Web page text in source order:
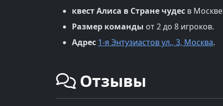
квестАлиса в Стране чудес в Москве
Размер команды от 2 до 8 игроков.
Адрес 1-я Энтузиастов ул., 3, Москва.
Отзывы